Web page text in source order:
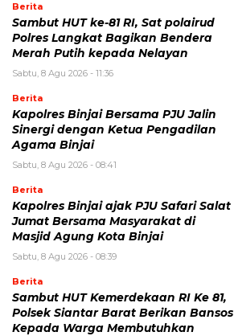
Berita
Sambut HUT ke-81 RI, Sat polairud
Polres Langkat Bagikan Bendera
Merah Putih kepada Nelayan
Sabtu, 8 Agu 2026 - 11:36
Berita
Kapolres Binjai Bersama PJU Jalin
Sinergi dengan Ketua Pengadilan
Agama Binjai
Sabtu, 8 Agu 2026 - 08:41
Berita
Kapolres Binjai ajak PJU Safari Salat
Jumat Bersama Masyarakat di
Masjid Agung Kota Binjai
Sabtu, 8 Agu 2026 - 08:39
Berita
Sambut HUT Kemerdekaan RI Ke 81,
Polsek Siantar Barat Berikan Bansos
Kepada Warga Membutuhkan